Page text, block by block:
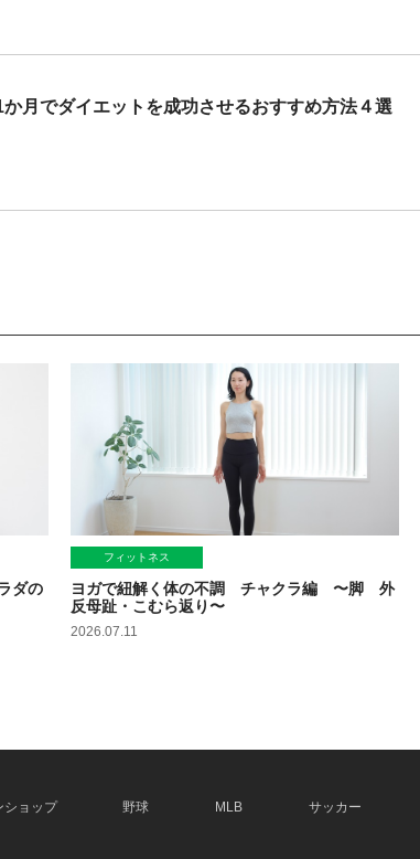
月でダイエットを成功させるおすすめ方法４選
ダの
フィットネス
ヨガで紐解く体の不調 チャクラ編 〜脚 外
反母趾・こむら返り〜
2026.07.11
ショップ 野球 MLB サッカー